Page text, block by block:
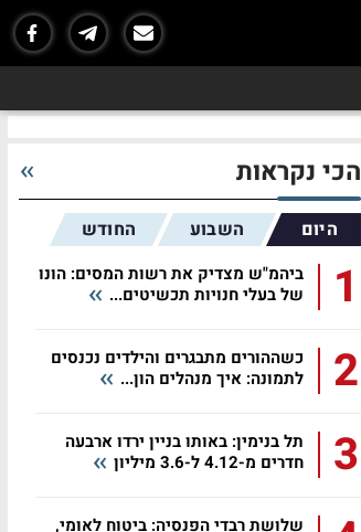
הכי נקראות
היום השבוע החודש
1
ביהמ"ש מצדיק את רשות המסים: הונו
של בעלי חנויות תכשיטים...
2
כשההורים מתבגרים והילדים נכנסים
לתמונה: איך מנהלים הון...
3
תל בנימין: באותו בניין ירדו ארבעה
חדרים מ-4.12 ל-3.6 מיליון
שלושת רבדי הפנסיה: ביטוח לאומי,